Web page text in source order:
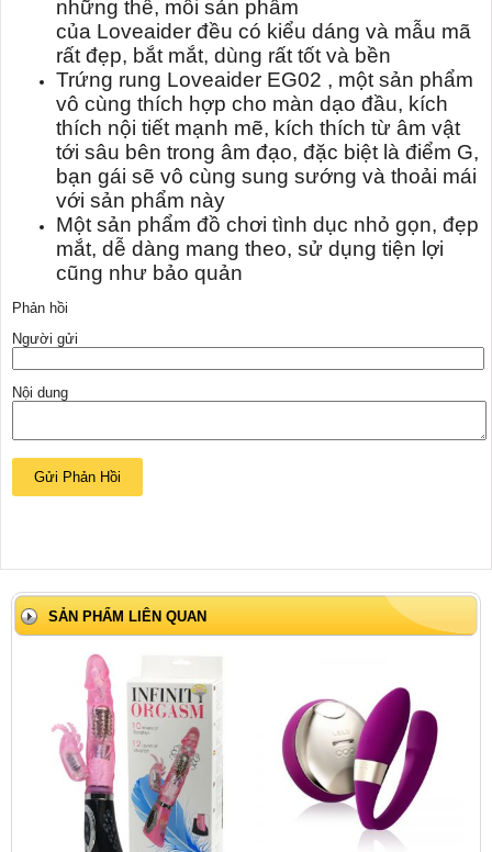
những thế, mỗi sản phẩm
của Loveaider đều có kiểu dáng và mẫu mã
rất đẹp, bắt mắt, dùng rất tốt và bền
Trứng rung Loveaider EG02 , một sản phẩm
vô cùng thích hợp cho màn dạo đầu, kích
thích nội tiết mạnh mẽ, kích thích từ âm vật
tới sâu bên trong âm đạo, đặc biệt là điểm G,
bạn gái sẽ vô cùng sung sướng và thoải mái
với sản phẩm này
Một sản phẩm đồ chơi tình dục nhỏ gọn, đẹp
mắt, dễ dàng mang theo, sử dụng tiện lợi
cũng như bảo quản
Phản hồi
Người gửi
Nội dung
SẢN PHẨM LIÊN QUAN